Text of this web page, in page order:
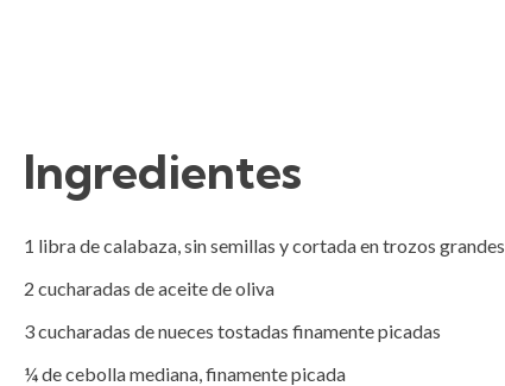
Ingredientes
1 libra de calabaza, sin semillas y cortada en trozos grandes
2 cucharadas de aceite de oliva
3 cucharadas de nueces tostadas finamente picadas
¼ de cebolla mediana, finamente picada